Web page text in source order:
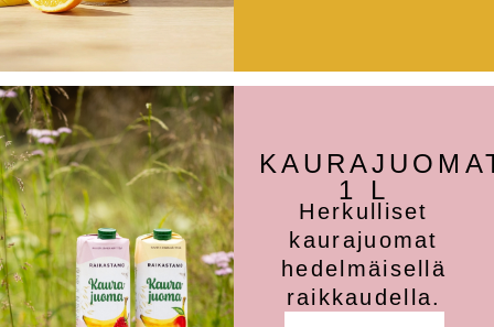
1 L
Herkulliset
kaurajuomat
hedelmäisellä
raikkaudella.